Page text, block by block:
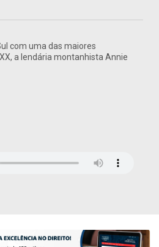
com uma das maiores
a lendária montanhista Annie